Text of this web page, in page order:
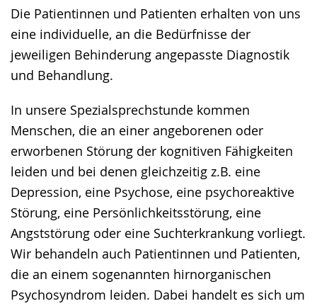
Die Patientinnen und Patienten erhalten von uns
eine individuelle, an die Bedürfnisse der
jeweiligen Behinderung angepasste Diagnostik
und Behandlung.
In unsere Spezialsprechstunde kommen
Menschen, die an einer angeborenen oder
erworbenen Störung der kognitiven Fähigkeiten
leiden und bei denen gleichzeitig z.B. eine
Depression, eine Psychose, eine psychoreaktive
Störung, eine Persönlichkeitsstörung, eine
Angststörung oder eine Suchterkrankung vorliegt.
Wir behandeln auch Patientinnen und Patienten,
die an einem sogenannten hirnorganischen
Psychosyndrom leiden. Dabei handelt es sich um